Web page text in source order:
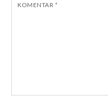
KOMENTAR *